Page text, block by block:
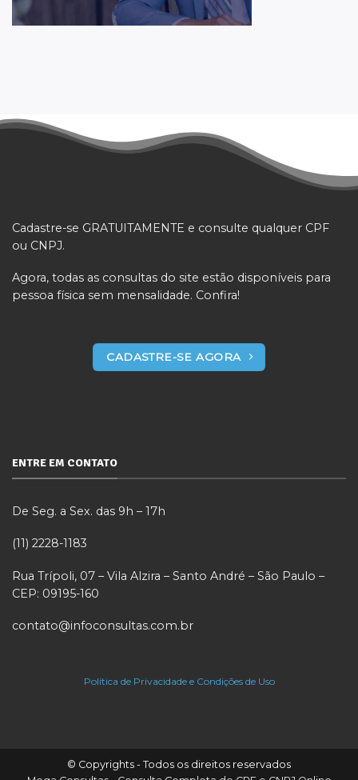
Cadastre-se GRATUITAMENTE e consulte qualquer CPF
ou CNPJ.
Agora, todas as consultas do site estão disponíveis para
pessoa física sem mensalidade. Confira!
CADASTRE-SE AGORA
ENTRE EM CONTATO
De Seg. a Sex. das 9h – 17h
(11) 2228-1183
Rua Trípoli, 07 – Vila Alzira – Santo André – São Paulo –
CEP: 09195-160
contato@infoconsultas.com.br
Política de Privacidade e Condições de Uso
© Copyrights - Todos os direitos reservados